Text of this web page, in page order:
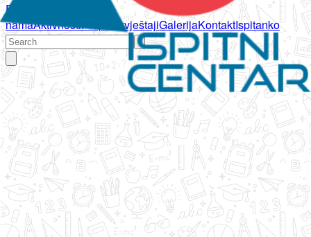
Početna
namaAktivnostiPropisi IzvještajiGalerijaKontaktIspitanko